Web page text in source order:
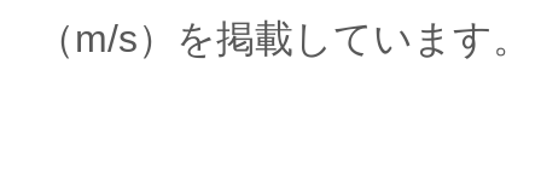
（m/s）を掲載しています。